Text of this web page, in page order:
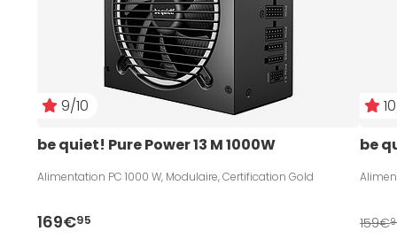
9/10
be quiet! Pure Power 13 M 1000W
Alimentation PC 1000 W, Modulaire, Certification Gold
169€95
be
159€